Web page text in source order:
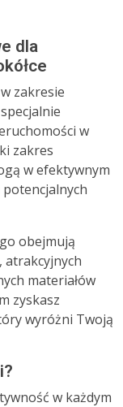
dla
zakresie
w
zakres
w efektywnym
obejmują
materiałów
zyskasz
wyróżni Twoją
w każdym